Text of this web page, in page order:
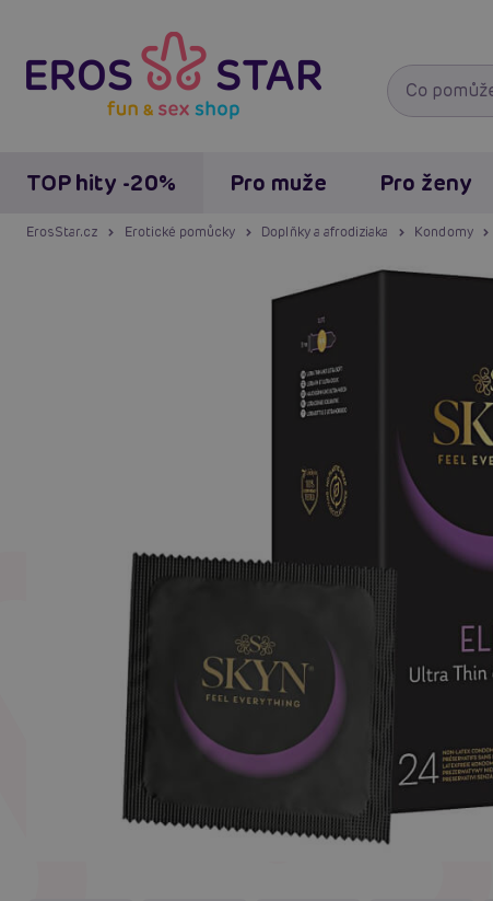
TOP hity -20% Pro muže Pro ženy
ErosStar.cz Erotické pomůcky Doplňky a afrodiziaka Kondomy